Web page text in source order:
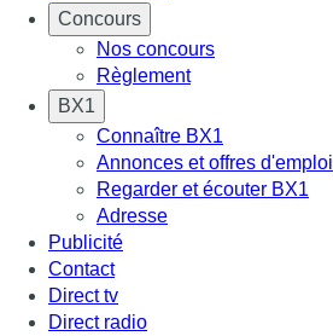
Concours
Nos concours
Règlement
BX1
Connaître BX1
Annonces et offres d'emploi
Regarder et écouter BX1
Adresse
Publicité
Contact
Direct tv
Direct radio